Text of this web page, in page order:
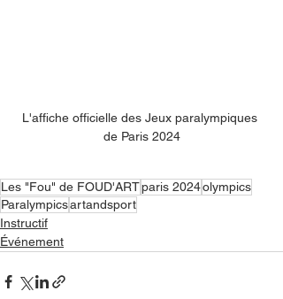
L'affiche officielle des Jeux paralympiques
de Paris 2024
Les "Fou" de FOUD'ARTparis 2024olympics
Paralympicsartandsport
Instructif
Événement